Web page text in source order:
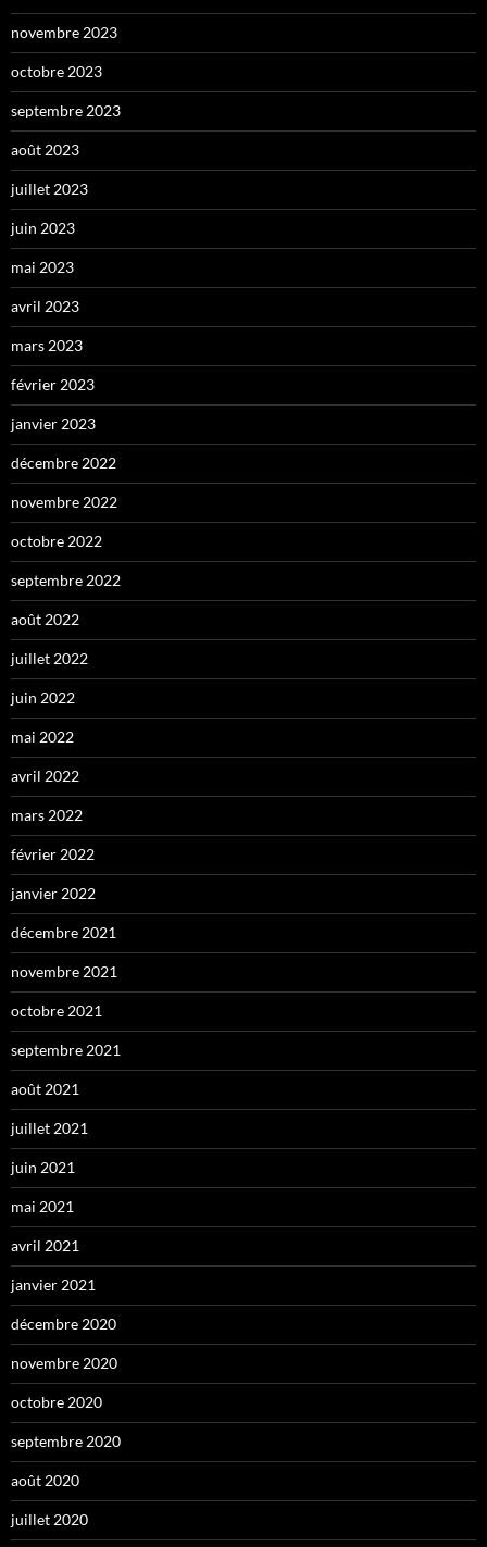
novembre 2023
octobre 2023
septembre 2023
août 2023
juillet 2023
juin 2023
mai 2023
avril 2023
mars 2023
février 2023
janvier 2023
décembre 2022
novembre 2022
octobre 2022
septembre 2022
août 2022
juillet 2022
juin 2022
mai 2022
avril 2022
mars 2022
février 2022
janvier 2022
décembre 2021
novembre 2021
octobre 2021
septembre 2021
août 2021
juillet 2021
juin 2021
mai 2021
avril 2021
janvier 2021
décembre 2020
novembre 2020
octobre 2020
septembre 2020
août 2020
juillet 2020